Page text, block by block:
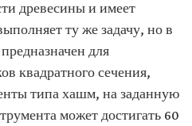
древесины и имеет
ту же задачу, но в
для
квадратного сечения,
типа хашм, на заданную
может достигать 60